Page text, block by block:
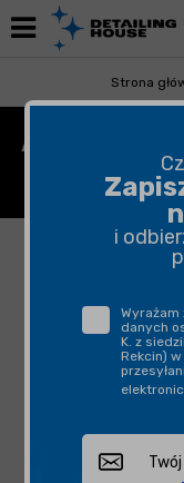
Strona
Brak produktów
AUTOTRIZ
Polerowanie
i
danych
K. z
Rekcin)